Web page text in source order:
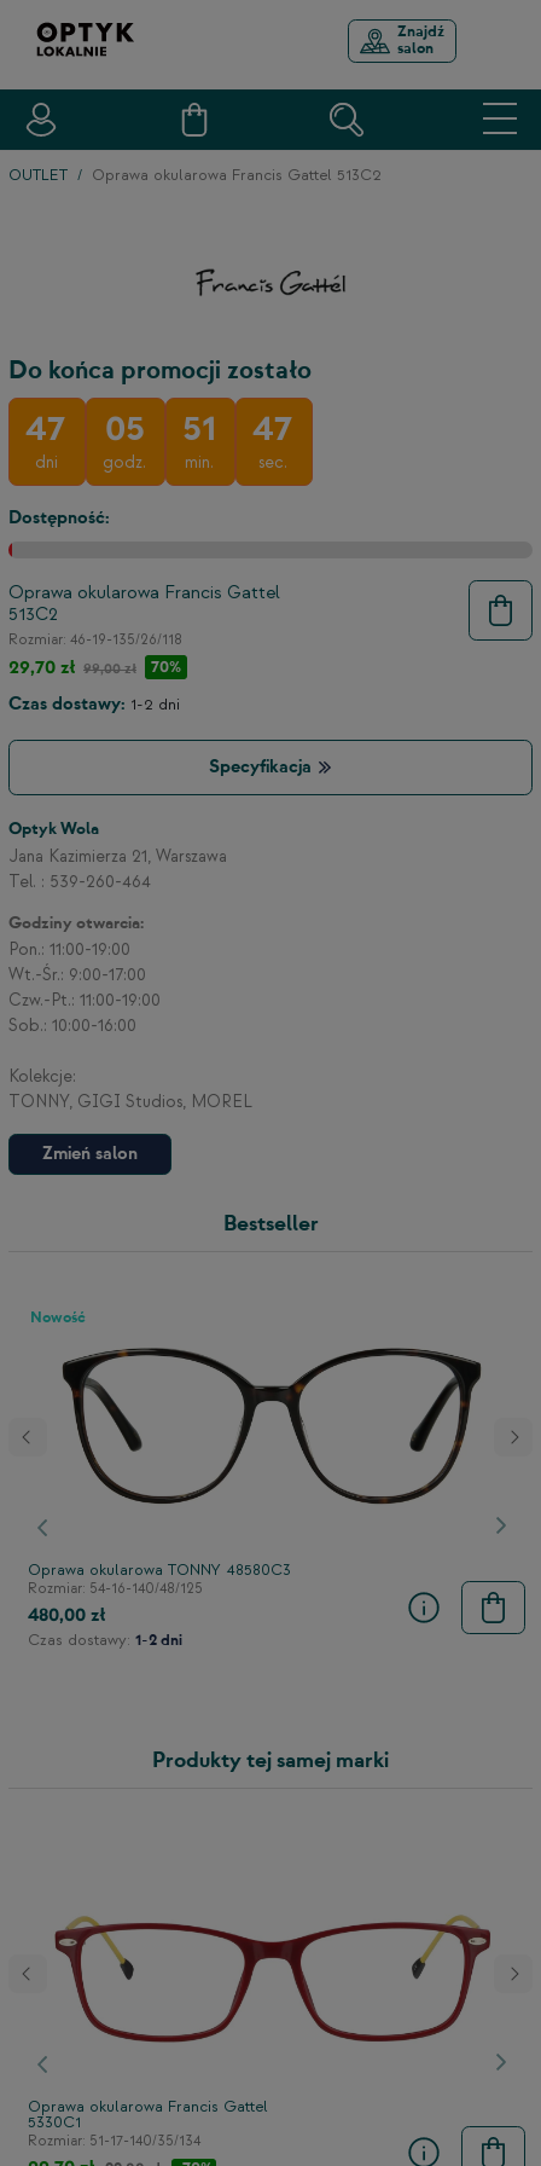
Znajdź
salon
OUTLET Oprawa okularowa Francis Gattel 513C2
Do końca promocji zostało
47
dni
05
godz.
51
min.
47
sec.
Dostępność:
Oprawa okularowa Francis Gattel
513C2
Rozmiar: 46-19-135/26/118
29,70 zł 99,00 zł 70%
Czas dostawy: 1-2 dni
Specyfikacja
Optyk Wola
Jana Kazimierza 21, Warszawa
Tel. : 539-260-464
Godziny otwarcia:
Zmień salon
Pon.: 11:00-19:00
Wt.-Śr.: 9:00-17:00
Czw.-Pt.: 11:00-19:00
Sob.: 10:00-16:00
Kolekcje:
TONNY, GIGI Studios, MOREL
Bestseller
Poprzedni
Nowość
Oprawa okularowa TONNY 48580C3
Rozmiar: 54-16-140/48/125
480,00 zł
Czas dostawy: 1-2 dni
Produkty tej samej marki
Poprzedni
Oprawa okularowa Francis Gattel
5330C1
Rozmiar: 51-17-140/35/134